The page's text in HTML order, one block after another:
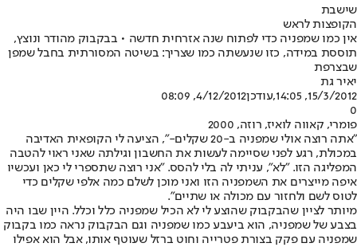
שישבת
הקופצות לראש
אין כמו שמפניה כדי לפתוח שנה אזרחית חדשה • בבקבוק מהודר ונוצץ,
תוססת במידה, כזו שנעשתה כמו שצריך: בשיטה המסורתית בחבל שמפן
שבצרפת
יאיר גת
15/3/2012, 14:05
,עודכן4/12/2012, 08:09
0
פומרי, קאווה לואיז, רוזה, 2000
"אתה רוצה אולי שמפניה ב-20 שקלים-", הציעה לי הקופאית האדיבה
במכולת, רגע לפני שסיימה לעשות את החשבון וגילתה שאני ראוי להטבה
המפליגה הזו. "לא", עניתי לה בלי להסס. "אני רוצה שתספרי לי כאן ועכשיו
איפה מייצרים את השמפניה הזו ואני מוכן לשלם כמה אלפי שקלים כדי
לטוס לשם ולחזור עם מכולה או שתיים".
מיותר לציין שהבקבוק שהוצע לי לא הכיל שמפניה כלל וכלל. היין שבו היה
בצבע של שמפניה, הוא ביעבע כמו שמפניה וגם הבקבוק נראה כמו בקבוק
שמפניה עם פקק בצורת פטרייה וחוט ברזל שעוטף אותו, אבל הוא אפילו